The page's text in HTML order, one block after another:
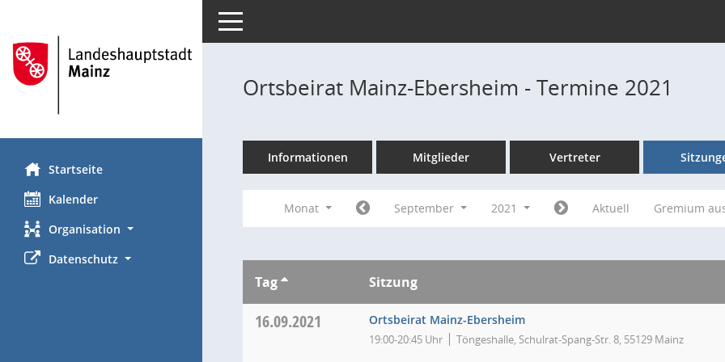
Startseite
Kalender
Organisation
Datenschutz
Toggle navigation
Ortsbeirat Mainz-Ebersheim - Termine 2021
Informationen Mitglieder Vertreter
Monat September 2021 Aktuell Gremium
Tag Sitzung
16.09.2021 Ortsbeirat Mainz-Ebersheim
19:00-20:45 Uhr Töngeshalle, Schulrat-Spang-Str. 8, 55129 Mainz